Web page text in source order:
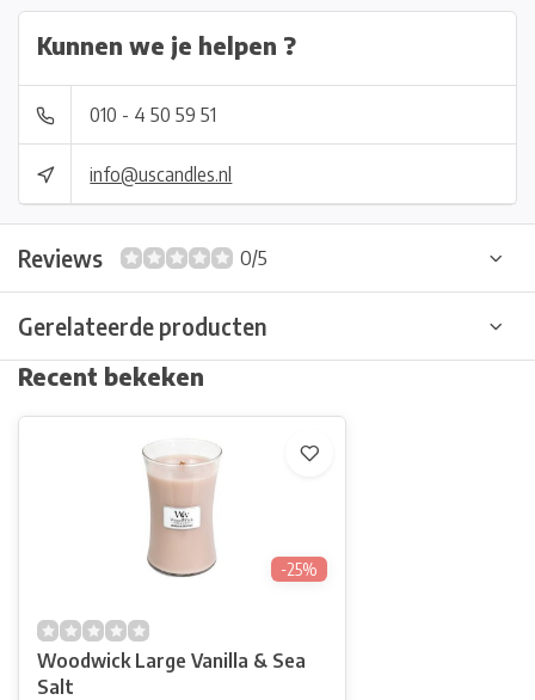
Kunnen we je helpen ?
010 - 4 50 59 51
info@uscandles.nl
Reviews 0/5
Gerelateerde producten
Recent bekeken
-25%
Woodwick Large Vanilla & Sea
Salt